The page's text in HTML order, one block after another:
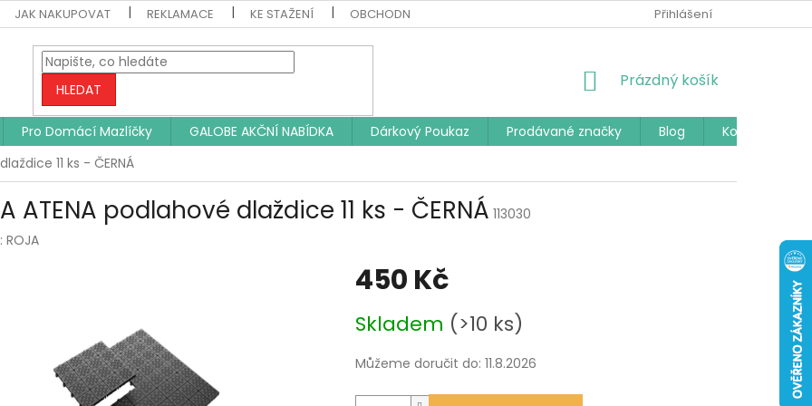
JAK NAKUPOVAT REKLAMACE KE STAŽENÍ OBCHODNÍ PODMÍNKY PODMÍNKY OCHRANY OSOBNÍCH ÚDAJŮ
Přihlášení
HLEDAT
NÁKUPNÍ
Prázdný košík
Pro Domácí Mazlíčky GALOBE AKČNÍ NABÍDKA Dárkový Poukaz Prodávané značky Blog
Kontakty
11 ks - ČERNÁ
ATENA podlahové dlaždice 11 ks - ČERNÁ 113030
ROJA
450 Kč
cena:
Skladem (>10 ks)
Můžeme doručit do: 11.8.2026